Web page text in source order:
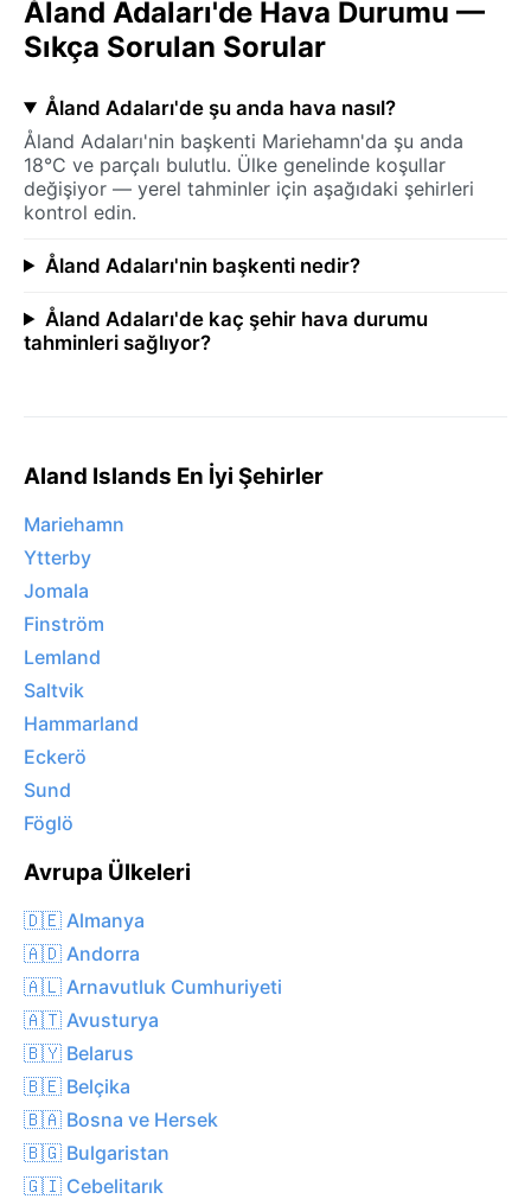
Åland Adaları'de Hava Durumu —
Sıkça Sorulan Sorular
Åland Adaları'de şu anda hava nasıl?
Åland Adaları'nin başkenti Mariehamn'da şu anda
18°C ve parçalı bulutlu. Ülke genelinde koşullar
değişiyor — yerel tahminler için aşağıdaki şehirleri
kontrol edin.
Åland Adaları'nin başkenti nedir?
Åland Adaları'de kaç şehir hava durumu
tahminleri sağlıyor?
Aland Islands En İyi Şehirler
Mariehamn
Ytterby
Jomala
Finström
Lemland
Saltvik
Hammarland
Eckerö
Sund
Föglö
Avrupa Ülkeleri
🇩🇪 Almanya
🇦🇩 Andorra
🇦🇱 Arnavutluk Cumhuriyeti
🇦🇹 Avusturya
🇧🇾 Belarus
🇧🇪 Belçika
🇧🇦 Bosna ve Hersek
🇧🇬 Bulgaristan
🇬🇮 Cebelitarık